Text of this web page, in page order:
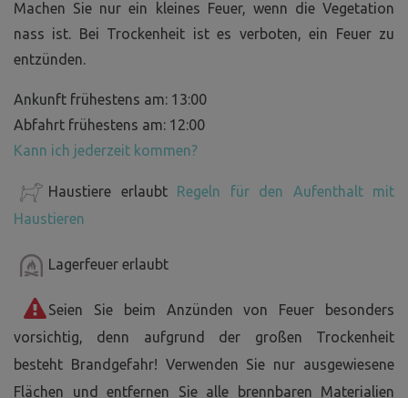
Machen Sie nur ein kleines Feuer, wenn die Vegetation
nass ist. Bei Trockenheit ist es verboten, ein Feuer zu
entzünden.
Ankunft frühestens am: 13:00
Abfahrt frühestens am: 12:00
Kann ich jederzeit kommen?
Haustiere erlaubt Regeln für den Aufenthalt mit
Haustieren
Lagerfeuer erlaubt
Seien Sie beim Anzünden von Feuer besonders
vorsichtig, denn aufgrund der großen Trockenheit
besteht Brandgefahr! Verwenden Sie nur ausgewiesene
Flächen und entfernen Sie alle brennbaren Materialien